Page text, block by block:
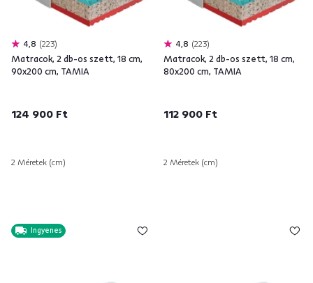
4,8 223
Matracok, 2 db-os szett, 18 cm,
90x200 cm, TAMIA
124 900 Ft
2 Méretek (cm)
4,8 223
Matracok, 2 db-os szett, 18 cm,
80x200 cm, TAMIA
112 900 Ft
2 Méretek (cm)
Ingyenes